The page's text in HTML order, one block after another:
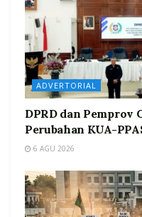
ADVERTORIAL
DPRD dan Pemprov
Perubahan KUA-
6 AGU 2026